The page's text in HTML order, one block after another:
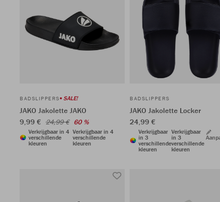
BADSLIPPERS SALE!
JAKO Jakolette JAKO
9,99 € 24,99 € 60 %
Verkrijgbaar in 4
verschillende
kleuren
Verkrijgbaar in 4
verschillende
kleuren
BADSLIPPERS
JAKO Jakolette Locker
24,99 €
Verkrijgbaar
in 3
verschillende
kleuren
Verkrijgbaar
in 3
verschillende
kleuren